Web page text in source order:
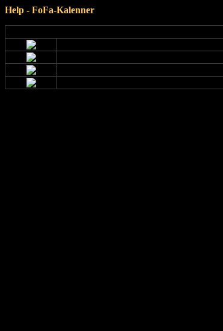
Help - FoFa-Kalenner